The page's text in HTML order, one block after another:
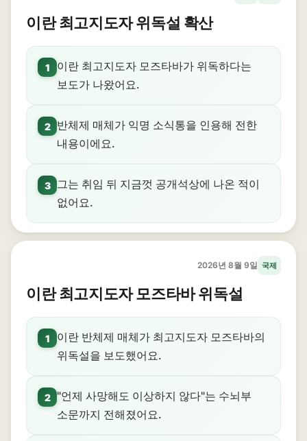
이란 최고지도자 위독설 확산
1
이란 최고지도자 모즈타바가 위독하다는
보도가 나왔어요.
2
반체제 매체가 익명 소식통을 인용해 전한
내용이에요.
3
그는 취임 뒤 지금껏 공개석상에 나온 적이
없어요.
2026년 8월 9일 국제
이란 최고지도자 모즈타바 위독설
1
이란 반체제 매체가 최고지도자 모즈타바의
위독설을 보도했어요.
2
"언제 사망해도 이상하지 않다"는 수뇌부
소문까지 전해졌어요.